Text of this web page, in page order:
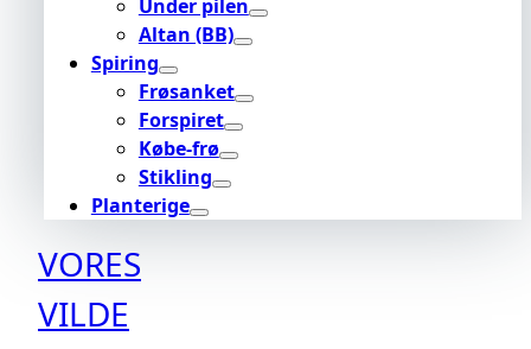
Under pilen
Altan (BB)
Spiring
Frøsanket
Forspiret
Købe-frø
Stikling
Planterige
VORES
VILDE